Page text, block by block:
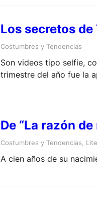
Los secretos
Costumbres y Tendencias
Son videos tipo selfie,
trimestre del año fue la
De “La razón
Costumbres y Tendencias
A cien años de su